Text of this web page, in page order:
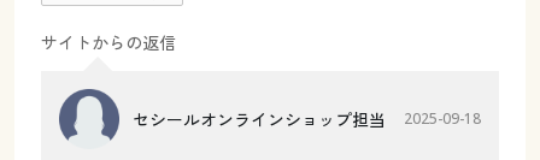
サイトからの返信
セシールオンラインショップ担当 2025-09-18